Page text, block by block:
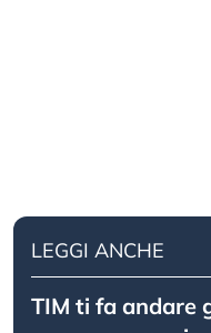
LEGGI ANCHE
TIM ti fa andare